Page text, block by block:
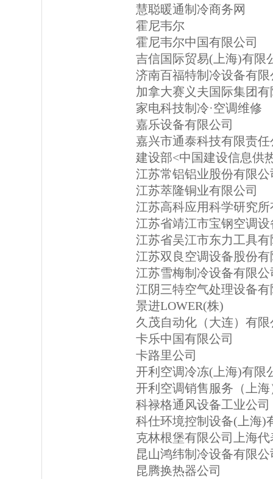
慧聪暖通制冷商务网
霍尼韦尔
霍尼韦尔中国有限公司
吉信国际贸易(上海)有限
济南百福特制冷设备有限
加拿大赛义夫国际集团
家电科技制冷·空调维修
嘉乐设备有限公司
嘉兴市通泰科技有限责任
建设部<中国建设信息供
江苏常铝铝业股份有限
江苏萃隆铜业有限公司
江苏高科应用科学研究
江苏省靖江市宝钢空调设
江苏省吴江市东力工具有
江苏双良空调设备股份有
江苏雪梅制冷设备有限公
江阴三特空气处理设备有
景进LOWER(株)
久茂自动化（大连）有限
卡乐中国有限公司
卡路里公司
开利空调冷冻(上海)有限
开利空调销售服务（上
科禄格通风设备工业公司
科仕环境控制设备(上海)
克林根堡有限公司上海代
昆山鸿纬制冷设备有限公
昆腾换热器公司